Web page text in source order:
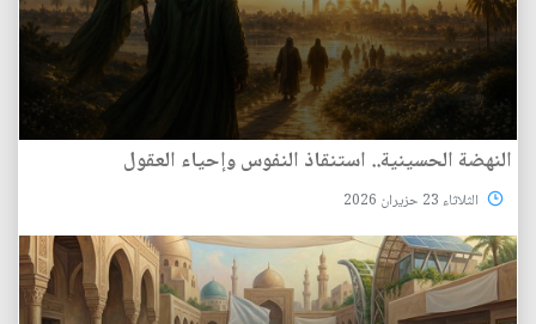
النهضة الحسينية.. استنقاذ النفوس وإحياء العقول
الثلاثاء 23 حزيران 2026